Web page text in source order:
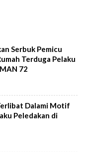
Serbuk Pemicu
Terduga Pelaku
72
Dalami Motif
Peledakan di